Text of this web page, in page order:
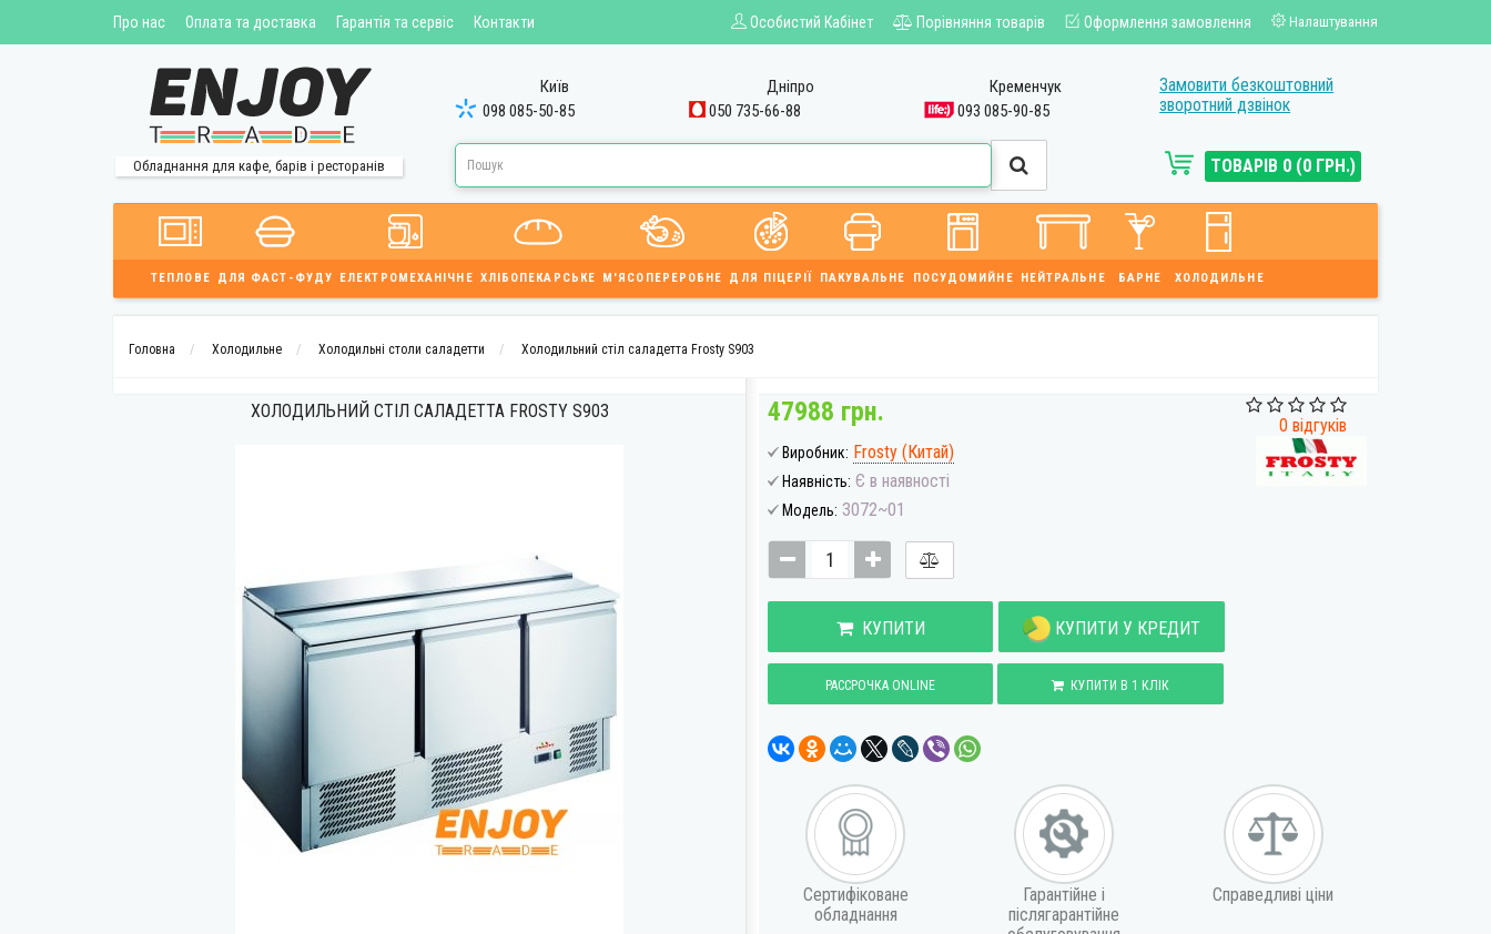
Про нас Оплата та доставка Гарантія та сервіс Контакти Особистий Кабінет Порівняння товарів Оформлення замовлення Налаштування
Обладнання для кафе, барів і ресторанів
Київ
098 085-50-85
Дніпро
050 735-66-88
Кременчук
093 085-90-85
Замовити безкоштовний
зворотний дзвінок
ТОВАРІВ 0 (0 ГРН.)
ТЕПЛОВЕ ДЛЯ ФАСТ-ФУДУ ЕЛЕКТРОМЕХАНІЧНЕ ХЛІБОПЕКАРСЬКЕ М'ЯСОПЕРЕРОБНЕ ДЛЯ ПІЦЕРІЇ ПАКУВАЛЬНЕ ПОСУДОМИЙНЕ НЕЙТРАЛЬНЕ БАРНЕ ХОЛОДИЛЬНЕ
Головна Холодильне Холодильні столи саладетти Холодильний стіл саладетта Frosty S903
ХОЛОДИЛЬНИЙ СТІЛ САЛАДЕТТА FROSTY S903
0 відгуків
47988 грн.
Виробник: Frosty (Китай)
Наявність: Є в наявності
Модель: 3072~01
КУПИТИ КУПИТИ У КРЕДИТ
РАССРОЧКА ONLINE КУПИТИ В 1 КЛІК
Сертифіковане
обладнання
Гарантійне і
післягарантійне
Справедливі ціни